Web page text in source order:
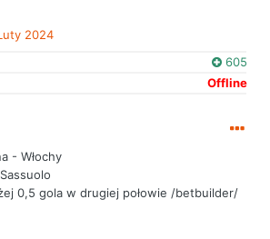
2024
605
Offline
- Włochy
0,5 gola w drugiej połowie /betbuilder/